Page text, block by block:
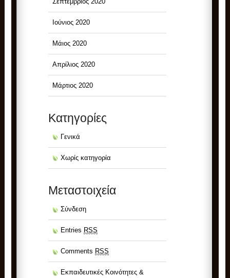
Ιούνιος 2020
Μάιος 2020
Απρίλιος 2020
Μάρτιος 2020
Kατηγορίες
Γενικά
Χωρίς κατηγορία
Μεταστοιχεία
Σύνδεση
Entries RSS
Comments RSS
Εκπαιδευτικές Κοινότητες &